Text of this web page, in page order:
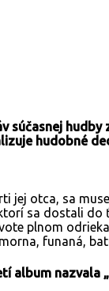
hudobné
jej otca, sa
sa dostali
plnom
funaná,
album nazvala